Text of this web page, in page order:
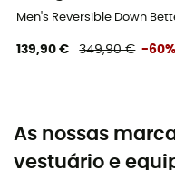
Men's Reversible Down
139,90 € 349,90 € -60%
As nossas
vestuário e